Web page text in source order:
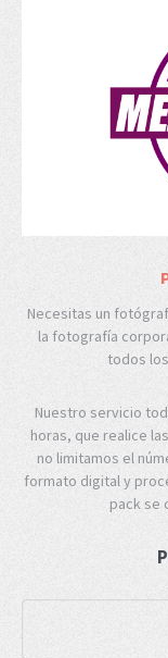
Necesitas un
la fotografía
todos
Nuestro servicio
horas, que realice
no limitamos el
formato digital y
pack se